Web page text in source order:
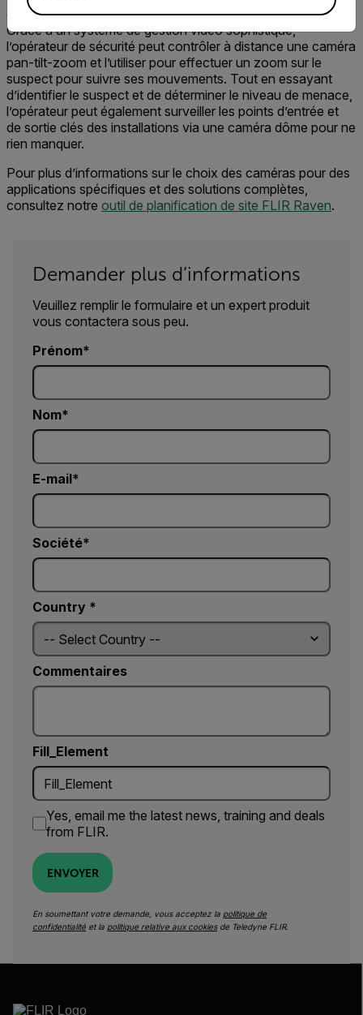
d’intrusiond’une caméra bullet sur la barrière du périmètre.
Grâce à un système de gestion vidéo sophistiqué,
l’opérateur de sécurité peut contrôler à distance une caméra
pan-tilt-zoom et l’utiliser pour effectuer un zoom sur le
suspect pour suivre ses mouvements. Tout en essayant
d’identifier le suspect et de déterminer le niveau de menace,
l’opérateur peut également surveiller les points d’entrée et
de sortie clés des installations via une caméra dôme pour ne
rien manquer.
Pour plus d’informations sur le choix des caméras pour des
applications spécifiques et des solutions complètes,
consultez notre outil de planification de site FLIR Raven.
Demander plus d’informations
Veuillez remplir le formulaire et un expert produit
vous contactera sous peu.
Prénom
Nom
E-mail
Société
Country *
Commentaires
Fill_Element
Yes, email me the latest news, training and deals
from FLIR.
ENVOYER
En soumettant votre demande, vous acceptez la politique de
confidentialité et la politique relative aux cookiesde Teledyne FLIR.